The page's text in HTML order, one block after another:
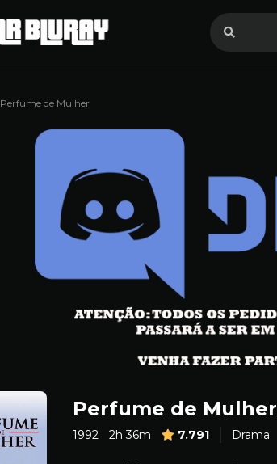
Perfume de Mulher
Perfume de Mulher
1992 2h 36m 7.791 Drama